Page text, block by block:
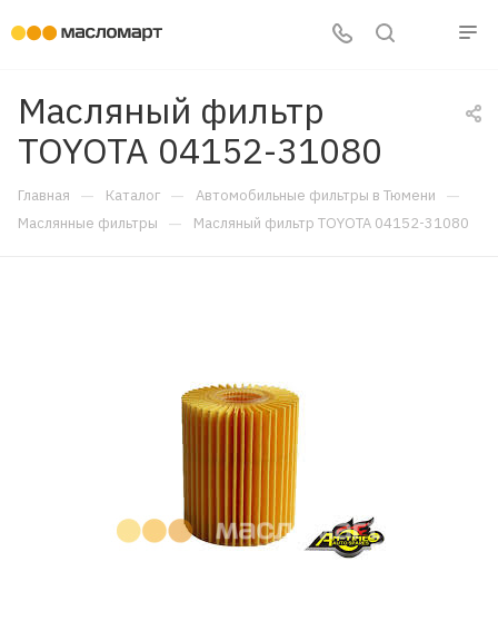
Масляный фильтр
TOYOTA 04152-31080
Главная — Каталог — Автомобильные фильтры в Тюмени —
Маслянные фильтры — Масляный фильтр TOYOTA 04152-31080